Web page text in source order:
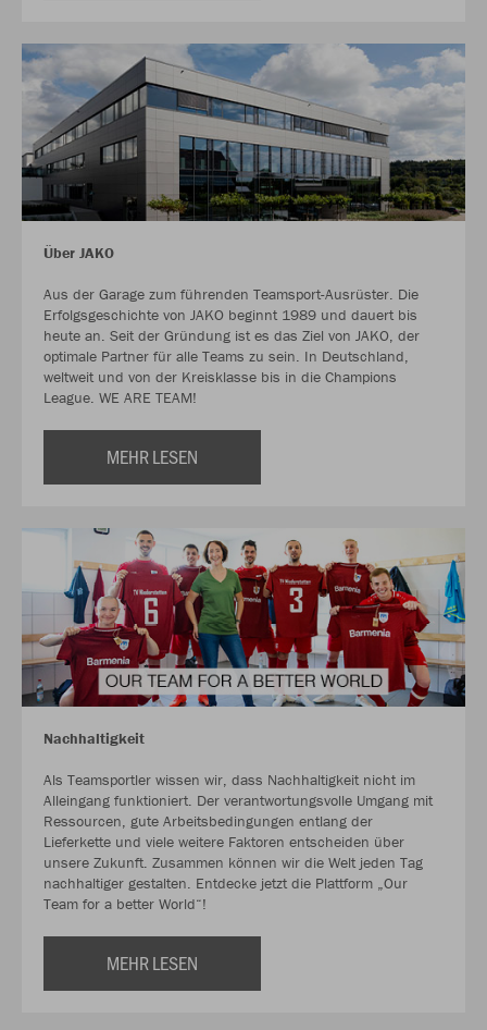
Über JAKO
Aus der Garage zum führenden Teamsport-Ausrüster. Die
Erfolgsgeschichte von JAKO beginnt 1989 und dauert bis
heute an. Seit der Gründung ist es das Ziel von JAKO, der
optimale Partner für alle Teams zu sein. In Deutschland,
weltweit und von der Kreisklasse bis in die Champions
League. WE ARE TEAM!
MEHR LESEN
Nachhaltigkeit
Als Teamsportler wissen wir, dass Nachhaltigkeit nicht im
Alleingang funktioniert. Der verantwortungsvolle Umgang mit
Ressourcen, gute Arbeitsbedingungen entlang der
Lieferkette und viele weitere Faktoren entscheiden über
unsere Zukunft. Zusammen können wir die Welt jeden Tag
nachhaltiger gestalten. Entdecke jetzt die Plattform „Our
Team for a better World“!
MEHR LESEN